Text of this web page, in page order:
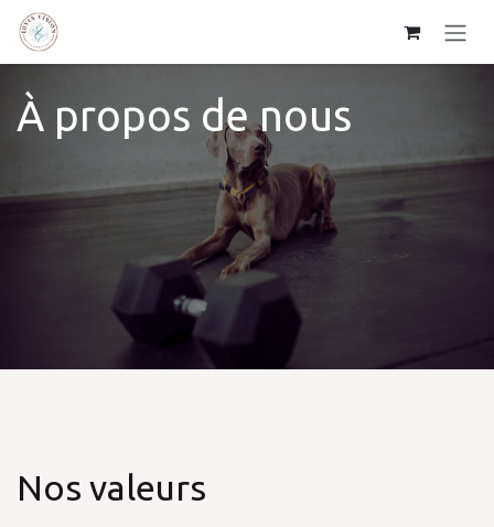
Se rendre au contenu
À propos de nous
Nos valeurs